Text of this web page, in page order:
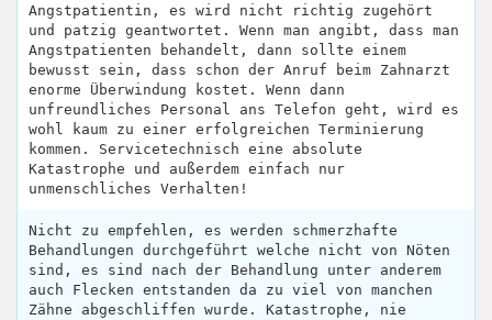
Angstpatientin, es wird nicht richtig zugehört
und patzig geantwortet. Wenn man angibt, dass man
Angstpatienten behandelt, dann sollte einem
bewusst sein, dass schon der Anruf beim Zahnarzt
enorme Überwindung kostet. Wenn dann
unfreundliches Personal ans Telefon geht, wird es
wohl kaum zu einer erfolgreichen Terminierung
kommen. Servicetechnisch eine absolute
Katastrophe und außerdem einfach nur
unmenschliches Verhalten!
Nicht zu empfehlen, es werden schmerzhafte
Behandlungen durchgeführt welche nicht von Nöten
sind, es sind nach der Behandlung unter anderem
auch Flecken entstanden da zu viel von manchen
Zähne abgeschliffen wurde. Katastrophe, nie